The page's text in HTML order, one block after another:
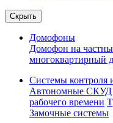
Скрыть
Домофоны
Домофон на
многоквартирный
Системы контроля
Автономные СКУД
рабочего времени
Замочные системы